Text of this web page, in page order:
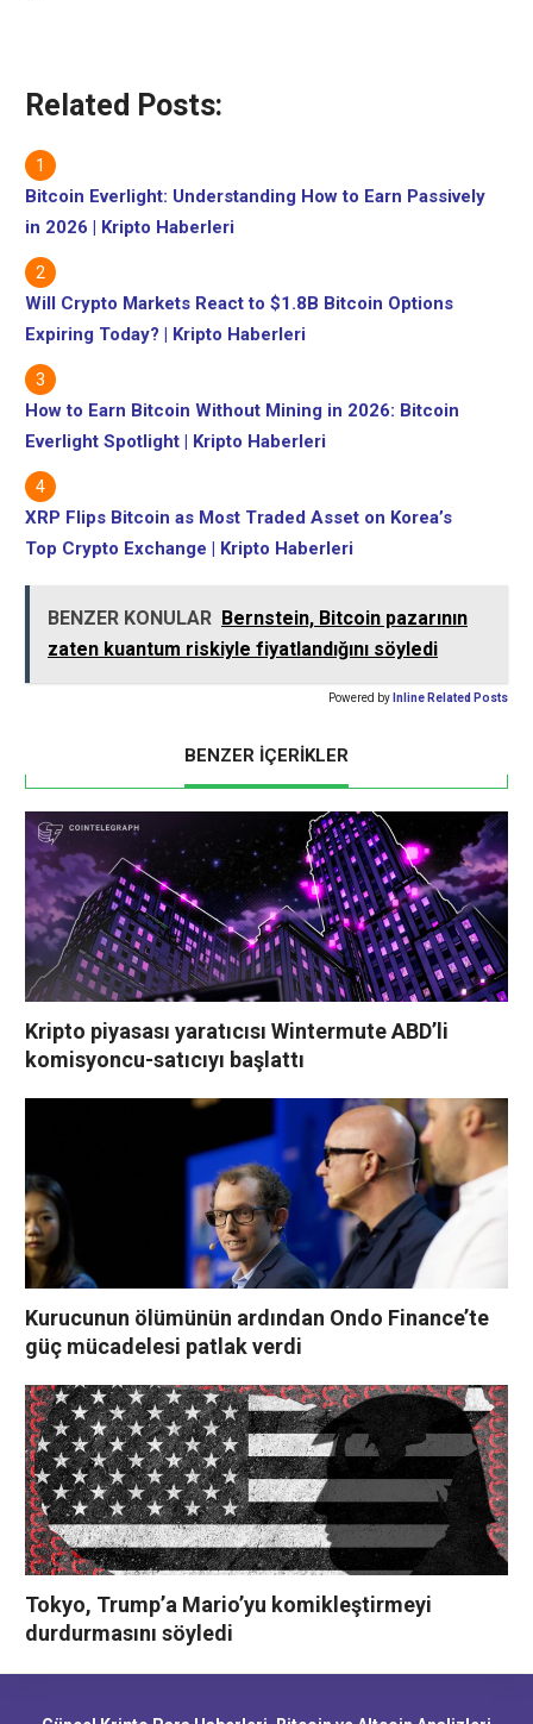
Related Posts:
Bitcoin Everlight: Understanding How to Earn Passively
in 2026 | Kripto Haberleri
Will Crypto Markets React to $1.8B Bitcoin Options
Expiring Today? | Kripto Haberleri
How to Earn Bitcoin Without Mining in 2026: Bitcoin
Everlight Spotlight | Kripto Haberleri
XRP Flips Bitcoin as Most Traded Asset on Korea’s
Top Crypto Exchange | Kripto Haberleri
BENZER KONULAR Bernstein, Bitcoin pazarının
zaten kuantum riskiyle fiyatlandığını söyledi
Powered by Inline Related Posts
BENZER İÇERİKLER
Kripto piyasası yaratıcısı Wintermute ABD’li
komisyoncu-satıcıyı başlattı
Kurucunun ölümünün ardından Ondo Finance’te
güç mücadelesi patlak verdi
Tokyo, Trump’a Mario’yu komikleştirmeyi
durdurmasını söyledi